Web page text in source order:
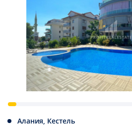
Алания, Кестель